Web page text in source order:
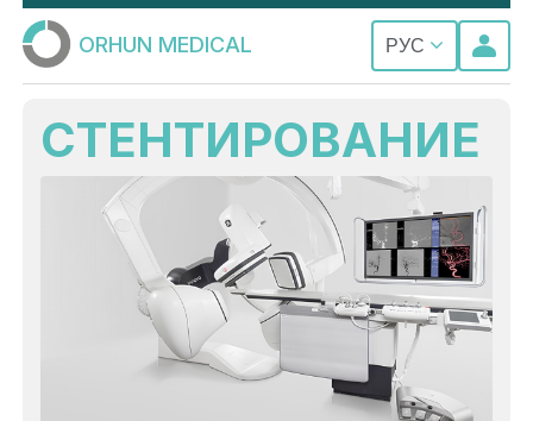
ORHUN MEDICAL РУС
СТЕНТИРОВАНИЕ